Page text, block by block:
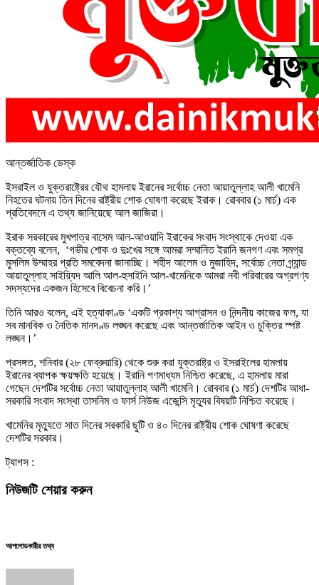
আন্তর্জাতিক ডেস্ক
ইসরাইল ও যুক্তরাষ্ট্রের যৌথ হামলায় ইরানের সর্বোচ্চ নেতা আয়াতুল্লাহ আলী খামেনি
নিহতের ঘটনায় তিন দিনের রাষ্ট্রীয় শোক ঘোষণা করেছে ইরাক। রোববার (১ মার্চ) এক
প্রতিবেদনে এ তথ্য জানিয়েছে আল জাজিরা।
ইরাক সরকারের মুখপাত্র বাসেম আল-আওয়াদি ইরাকের সংবাদ সংস্থাকে দেওয়া এক
বক্তব্যে বলেন, ‘গভীর শোক ও দুঃখের সঙ্গে আমরা সম্মানিত ইরানি জনগণ এবং সমগ্র
মুসলিম উম্মাহর প্রতি সমবেদনা জানাচ্ছি। শহীদ আলেম ও মুজাহিদ, সর্বোচ্চ নেতা গ্র্যান্ড
আয়াতুল্লাহ সাইয়্যিদ আলি আল-হুসাইনি আল-খামেনিকে আমরা নবী পরিবারের অগ্রগণ্য
সদস্যদের একজন হিসেবে বিবেচনা করি।’
তিনি আরও বলেন, এই হত্যাকাণ্ড ‘একটি প্রকাশ্য আগ্রাসন ও নিন্দনীয় কাজের ফল, যা
সব মানবিক ও নৈতিক মানদণ্ড লঙ্ঘন করেছে এবং আন্তর্জাতিক আইন ও চুক্তির স্পষ্ট
লঙ্ঘন।’
প্রসঙ্গত, শনিবার (২৮ ফেব্রুয়ারি) থেকে শুরু করা যুক্তরাষ্ট্র ও ইসরাইলের হামলায়
ইরানের ব্যাপক ক্ষয়ক্ষতি হয়েছে। ইরানি গণমাধ্যম নিশ্চিত করেছে, এ হামলায় মারা
গেছেন দেশটির সর্বোচ্চ নেতা আয়াতুল্লাহ আলী খামেনি। রোববার (১ মার্চ) দেশটির আধা-
সরকারি সংবাদ সংস্থা তাসনিম ও ফার্স নিউজ এজেন্সি মৃত্যুর বিষয়টি নিশ্চিত করেছে।
খামেনির মৃত্যুতে সাত দিনের সরকারি ছুটি ও ৪০ দিনের রাষ্ট্রীয় শোক ঘোষণা করেছে
দেশটির সরকার।
ট্যাগস :
নিউজটি শেয়ার করুন
আপলোডকারীর তথ্য